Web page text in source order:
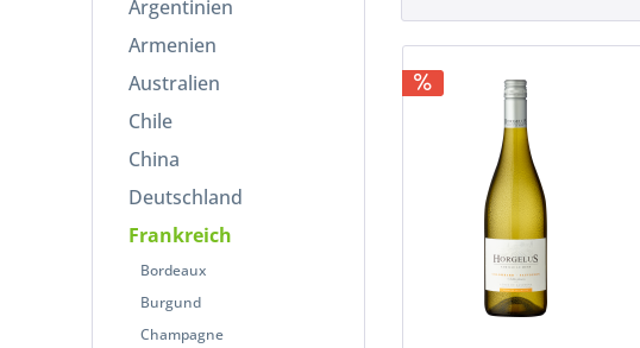
Malbec
Merlot
Sauvignon Blanc
Syrah
Ugni Blanc
Argentinien
Armenien
Australien
Chile
China
Deutschland
Frankreich
Bordeaux
Burgund
Champagne